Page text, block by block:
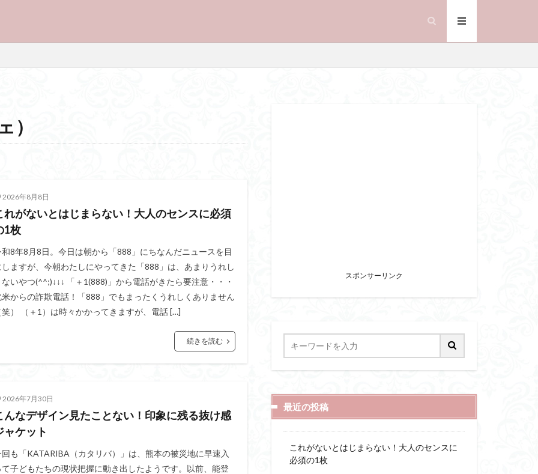
）
2026年8月8日
れがないとはじまらない！大人のセンスに必須
1枚
和8年8月8日。今日は朝から「888」にちなんだニュースを目
しますが、今朝わたしにやってきた「888」は、あまりうれし
ないやつ(^^;)↓↓↓ 「＋1(888)」から電話がきたら要注意・・・
米からの詐欺電話！「888」でもまったくうれしくありません
笑） （＋1）は時々かかってきますが、電話 […]
続きを読む
2026年7月30日
んなデザイン見たことない！印象に残る抜け感
ャケット
回も「KATARIBA（カタリバ）」は、熊本の被災地に早速入
て子どもたちの現状把握に動き出したようです。以前、能登
スポンサーリンク
最近の投稿
これがないとはじまらない！大人のセンスに
必須の1枚